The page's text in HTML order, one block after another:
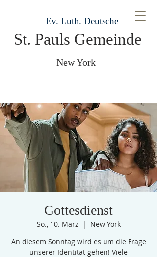
Ev. Luth. Deutsche
St. Pauls Gemeinde
New York
Gottesdienst
So., 10. März
  |
New York
An diesem Sonntag wird es um die Frage
unserer Identität gehen! Viele